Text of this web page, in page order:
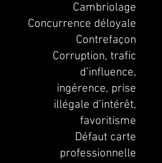
Cambriolage
Concurrence déloyale
Contrefaçon
Corruption, trafic
d’influence,
ingérence, prise
illégale d’intérêt,
favoritisme
Défaut carte
professionnelle